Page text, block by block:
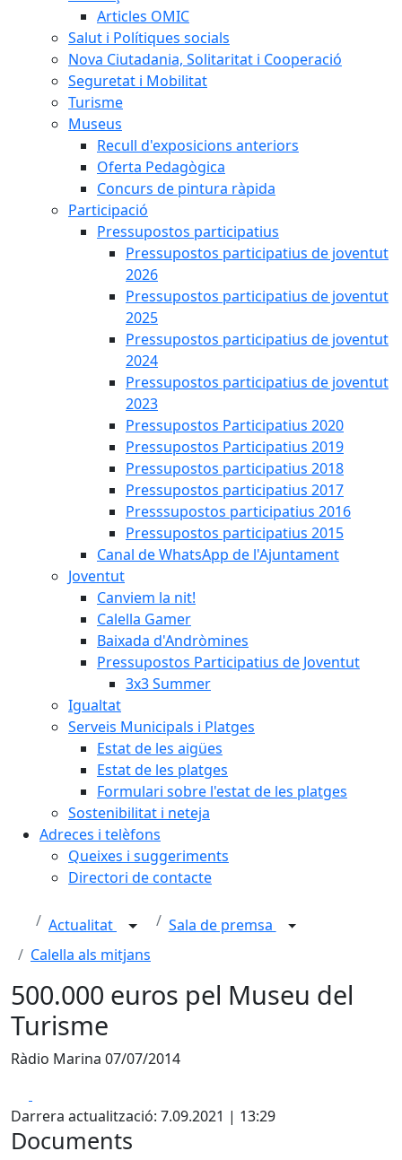
Articles OMIC
Salut i Polítiques socials
Nova Ciutadania, Solitaritat i Cooperació
Seguretat i Mobilitat
Turisme
Museus
Recull d'exposicions anteriors
Oferta Pedagògica
Concurs de pintura ràpida
Participació
Pressupostos participatius
Pressupostos participatius de joventut
2026
Pressupostos participatius de joventut
2025
Pressupostos participatius de joventut
2024
Pressupostos participatius de joventut
2023
Pressupostos Participatius 2020
Pressupostos Participatius 2019
Pressupostos participatius 2018
Pressupostos participatius 2017
Presssupostos participatius 2016
Pressupostos participatius 2015
Canal de WhatsApp de l'Ajuntament
Joventut
Canviem la nit!
Calella Gamer
Baixada d'Andròmines
Pressupostos Participatius de Joventut
3x3 Summer
Igualtat
Serveis Municipals i Platges
Estat de les aigües
Estat de les platges
Formulari sobre l'estat de les platges
Sostenibilitat i neteja
Adreces i telèfons
Queixes i suggeriments
Directori de contacte
Actualitat
Sala de premsa
Calella als mitjans
500.000 euros pel Museu del
Turisme
Ràdio Marina 07/07/2014
Darrera actualització: 7.09.2021 | 13:29
Documents